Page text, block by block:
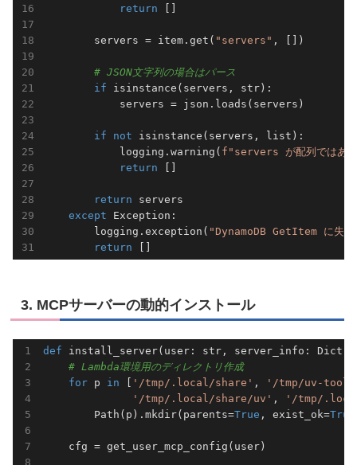
return
        servers = item.get(
"servers" , [])
# JSON文字列の場合はパース
if isinstance(servers, str):
            servers = json.loads(servers)
if not isinstance(servers, list):
            logging.warning(
f"servers が配列ではあ
return
return servers
except Exception:
        logging.exception(
"DynamoDB GetItem に失
return
3. MCPサーバーの動的インストール
def install_server(user: str, server_info:
# Lambda環境用のディレクトリ作成
for p in '/tmp/.local/share' ,
'/tmp/uv-
'/tmp/.local/share/uv' ,
'/tmp/
        Path(p).mkdir(parents=
True , exist_ok=True
    cfg = get_user_mcp_config(user)